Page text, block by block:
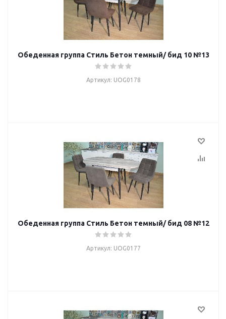
Обеденная группа Стиль Бетон темный/ бид 10 №13
Артикул: UOG0178
Обеденная группа Стиль Бетон темный/ бид 08 №12
Артикул: UOG0177